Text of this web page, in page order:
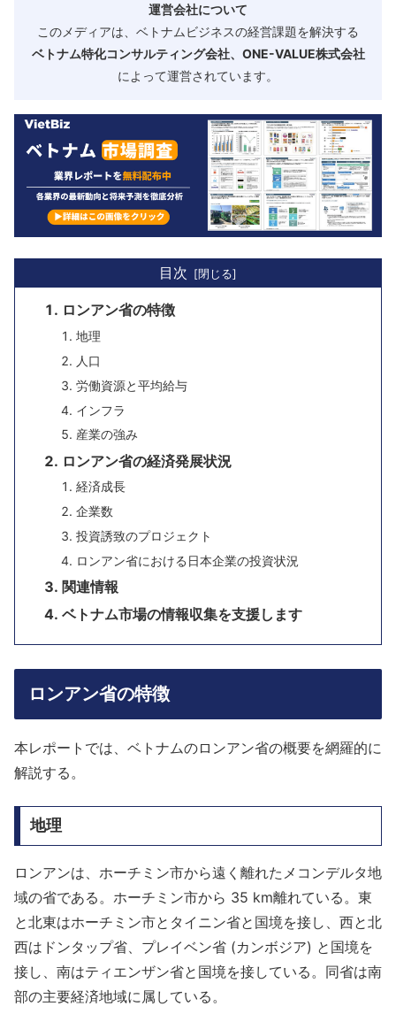
運営会社について
このメディアは、ベトナムビジネスの経営課題を解決する
ベトナム特化コンサルティング会社、ONE-VALUE株式会社
によって運営されています。
目次
ロンアン省の特徴
地理
人口
労働資源と平均給与
インフラ
産業の強み
ロンアン省の経済発展状況
経済成長
企業数
投資誘致のプロジェクト
ロンアン省における日本企業の投資状況
関連情報
ベトナム市場の情報収集を支援します
ロンアン省の特徴
本レポートでは、ベトナムのロンアン省の概要を網羅的に
解説する。
地理
ロンアンは、ホーチミン市から遠く離れたメコンデルタ地
域の省である。ホーチミン市から 35 km離れている。東
と北東はホーチミン市とタイニン省と国境を接し、西と北
西はドンタップ省、プレイベン省 (カンボジア) と国境を
接し、南はティエンザン省と国境を接している。同省は南
部の主要経済地域に属している。